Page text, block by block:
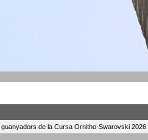
de la Cursa Ornitho-Swarovski 2026